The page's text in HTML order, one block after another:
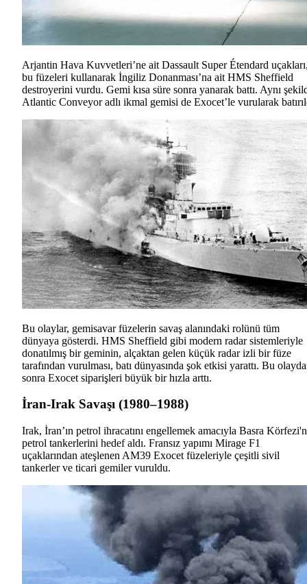
Arjantin Hava Kuvvetleri’ne ait Dassault Super Étendard
bu füzeleri kullanarak İngiliz Donanması’na ait HMS Sheffield
destroyerini vurdu. Gemi kısa süre sonra yanarak battı. Aynı
Atlantic Conveyor adlı ikmal gemisi de Exocet’le vurularak
Bu olaylar, gemisavar füzelerin savaş alanındaki rolünü tüm
dünyaya gösterdi. HMS Sheffield gibi modern radar sistemleriyle
donatılmış bir geminin, alçaktan gelen küçük radar izli bir füze
tarafından vurulması, batı dünyasında şok etkisi yarattı. Bu
sonra Exocet siparişleri büyük bir hızla arttı.
İran-Irak Savaşı (1980–1988)
Irak, İran’ın petrol ihracatını engellemek amacıyla Basra
petrol tankerlerini hedef aldı. Fransız yapımı Mirage F1
uçaklarından ateşlenen AM39 Exocet füzeleriyle çeşitli sivil
tankerler ve ticari gemiler vuruldu.